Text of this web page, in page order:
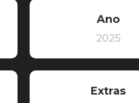
Ano
2025
Extras